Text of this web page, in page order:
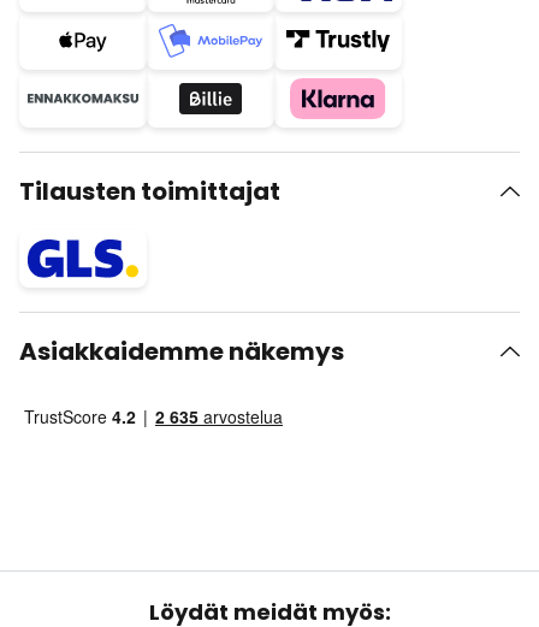
Tilausten toimittajat
Asiakkaidemme näkemys
Löydät meidät myös: